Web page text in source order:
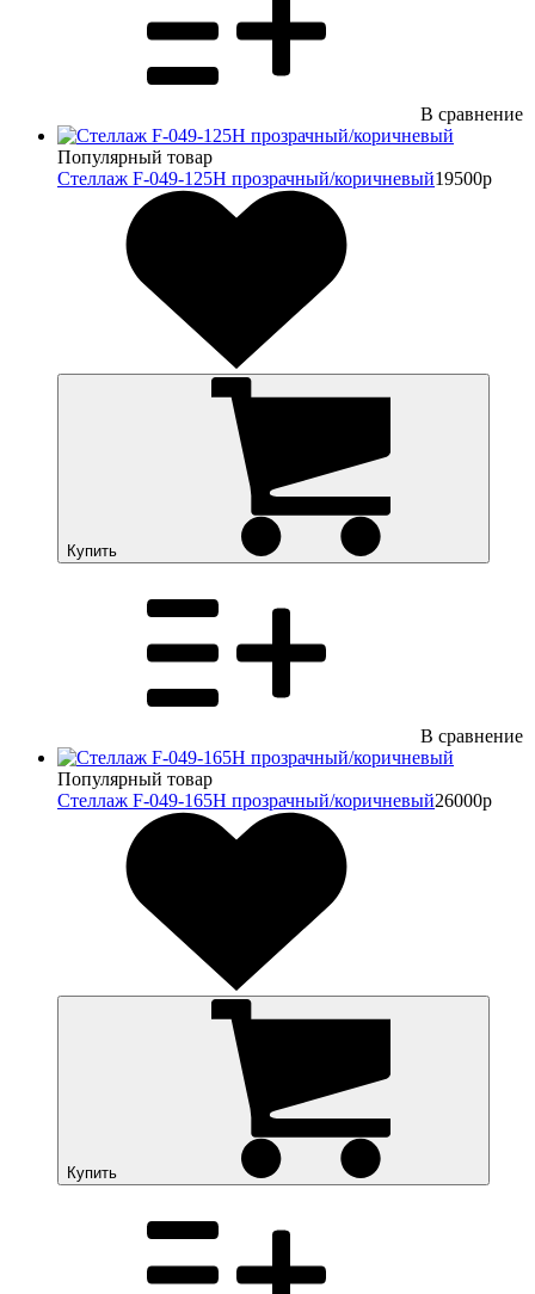
В сравнение
Популярный товар
Стеллаж F-049-125H прозрачный/коричневый19500р
Купить
В сравнение
Популярный товар
Стеллаж F-049-165H прозрачный/коричневый26000р
Купить